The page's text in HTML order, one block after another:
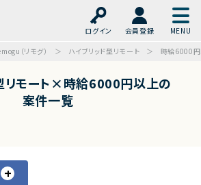
ログイン
会員登録
（リモグ）
ハイブリッド型リモート 時給6000
リモート×時給6000円以上の
案件一覧